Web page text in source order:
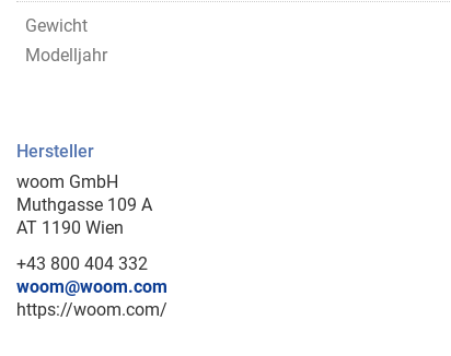
Gewicht
Modelljahr
Hersteller
woom GmbH
Muthgasse 109 A
AT 1190 Wien
+43 800 404 332
woom@woom.com
https://woom.com/